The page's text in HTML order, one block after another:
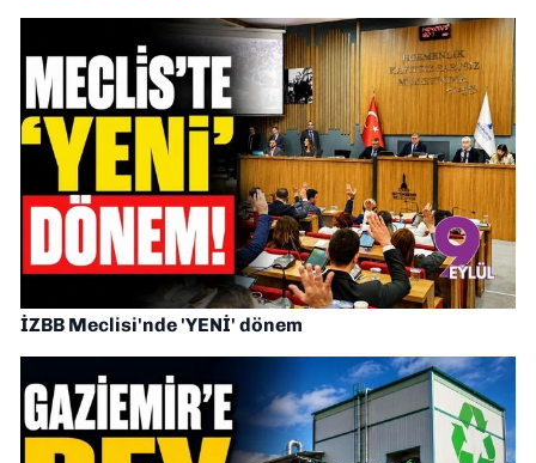
İZBB Meclisi'nde 'YENİ' dönem